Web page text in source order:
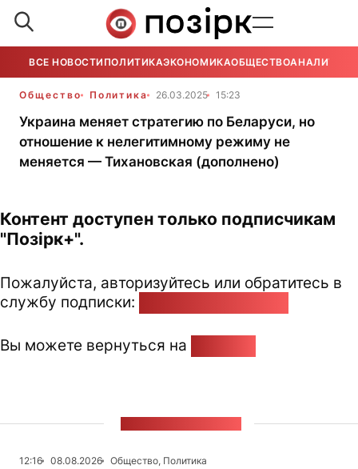
ВСЕ НОВОСТИ ПОЛИТИКАЭКОНОМИКАОБЩЕСТВОАНАЛИТИКА
Общество Политика 26.03.2025 15:23
Украина меняет стратегию по Беларуси, но
отношение к нелегитимному режиму не
меняется — Тихановская (дополнено)
Контент доступен только подписчикам
"Позірк+".
Пожалуйста, авторизуйтесь или обратитесь в
службу подписки:
Вы можете вернуться на
12:16 08.08.2026
Общество, Политика